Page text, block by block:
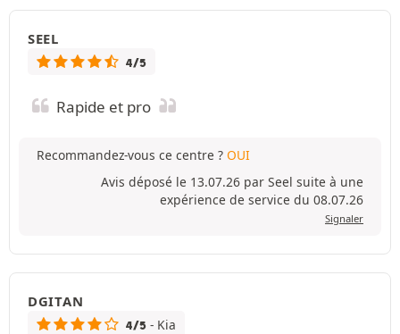
SEEL
4/5
Rapide et pro
Recommandez-vous ce centre ? OUI
Avis déposé le 13.07.26 par Seel suite à une
expérience de service du 08.07.26
Signaler
DGITAN
4/5 - Kia